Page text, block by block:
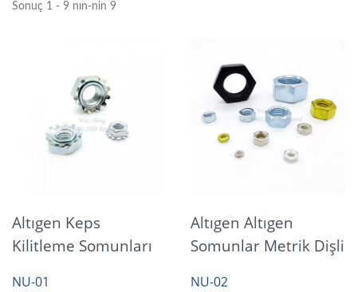
Sonuç 1 - 9 nın-nin 9
Altıgen Keps
Kilitleme Somunları
NU-01
Altıgen Altıgen
Somunlar Metrik Dişli
NU-02